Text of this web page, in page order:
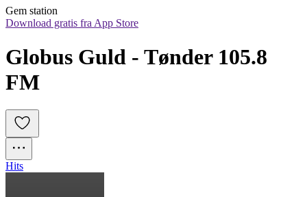
Gem station
Download gratis fra App Store
Globus Guld - Tønder 105.8
FM
Hits